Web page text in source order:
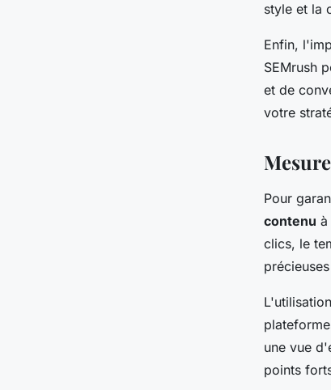
style et la
Enfin,
SEMrush
et de
votre
Pour
contenu à
clics, le
une vue
points